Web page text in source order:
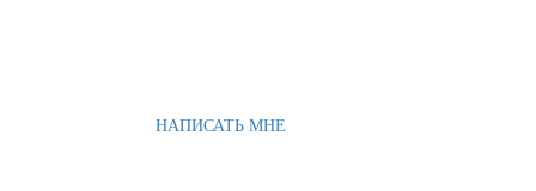
НАПИСАТЬ МНЕ